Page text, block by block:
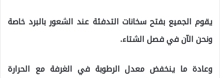
يقوم الجميع بفتح سخانات التدفئة عند الشعور بالبرد خاصة
ونحن الآن في فصل الشتاء.
وعادة ما ينخفض معدل الرطوبة في الغرفة مع الحرارة